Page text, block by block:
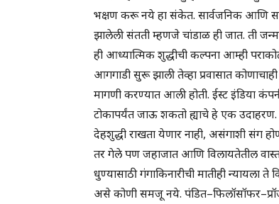
भक्षण करू नये हा संकेत. सार्वजनिक आणि
झालेली संतती म्हणजे चांडाळ ही जात. ती
ही आध्यात्मिक शुद्धीची कल्पना आम्ही
आगगाडी सुरू झाली तेव्हा प्रवासात
मागणी करण्यात आली होती. ईस्ट इंडिया
टोकापर्यंत जाऊ शकतो ह्याचे हे एक उदाहरण.
देहशुद्धी राखता येणार नाही, असंगाशी संग
तर गेले पण जहाजात आणि विलायतेतील
धुण्यासाठी गंगाकिनारीची मातीही न्यायला
असे कोणी समजू नये.